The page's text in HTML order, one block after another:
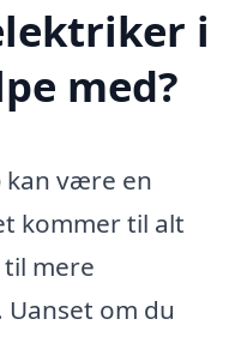
i
med?
kan være en
kommer til alt
mere
om du